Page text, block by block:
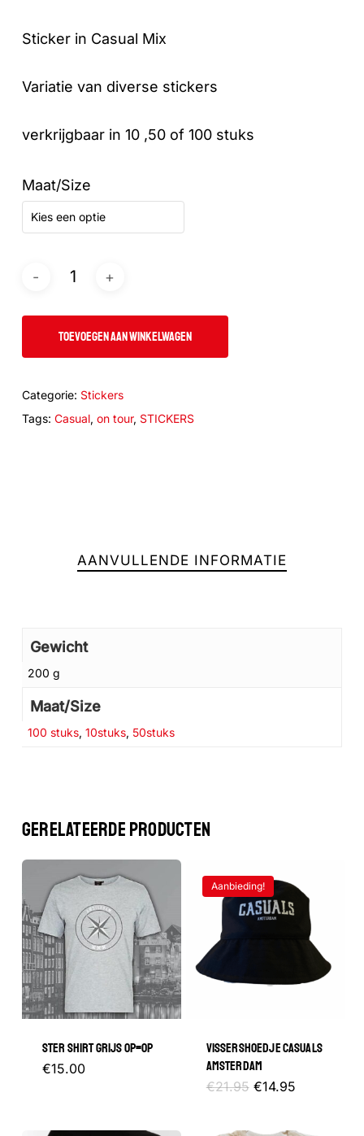
GA NAAR DE WINKEL
tot
Sticker in Casual Mix
Variatie van diverse stickers
verkrijgbaar in 10 ,50 of 100 stuks
Maat/Size
Kies een optie
TOEVOEGEN AAN WINKELWAGEN
Categorie: Stickers
Tags: Casual, on tour, STICKERS
AANVULLENDE INFORMATIE
Gewicht
200 g
Maat/Size
100 stuks, 10stuks, 50stuks
GERELATEERDE PRODUCTEN
STER SHIRT GRIJS OP=OP
€15.00
Aanbieding!
VISSERSHOEDJE CASUALS
AMSTERDAM
€21.95 Oorspronkelijke
€14.95Huidige